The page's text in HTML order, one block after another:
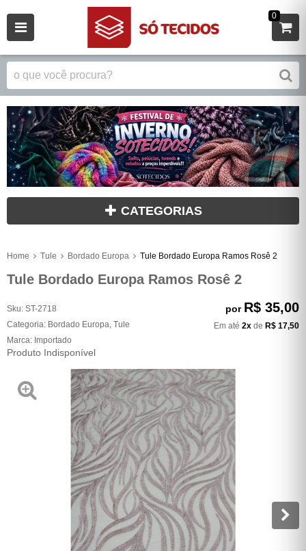
0
CATEGORIAS
Home Tule Bordado Europa Tule Bordado Europa Ramos Rosê 2
Tule Bordado Europa Ramos Rosê 2
Sku: ST-2718
Categoria: Bordado Europa Tule
Marca: Importado
Produto Indisponível
por R$ 35,00
Em até 2x de R$ 17,50